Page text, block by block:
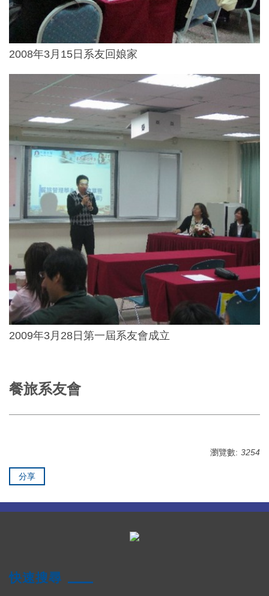
2008年3月15日系友回娘家
2009年3月28日第一屆系友會成立
餐旅系友會
瀏覽數: 3254
分享
快速搜尋